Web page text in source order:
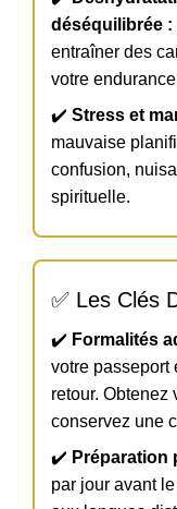
déséquilibrée :
entraîner des
votre
✔️ Stress et
mauvaise
confusion,
spirituelle.
✅ Les Clés
✔️ Formalités
votre passeport
retour. Obtenez
conservez une
✔️ Préparation
par jour avant